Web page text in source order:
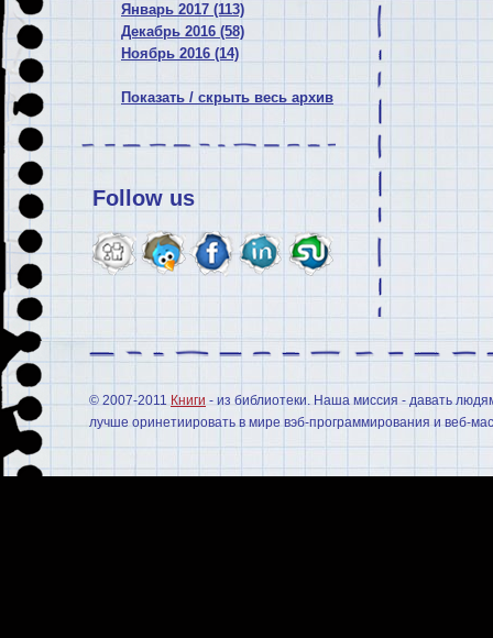
Январь 2017 (113)
Декабрь 2016 (58)
Ноябрь 2016 (14)
Показать / скрыть весь архив
Follow us
© 2007-2011 Книги - из библиотеки. Наша миссия - давать
лучше оринетиировать в мире вэб-программирования и веб-